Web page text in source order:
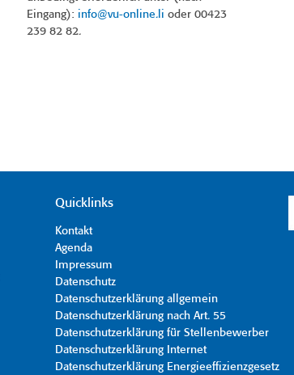
Eingang): info@vu-online.li oder 00423
239 82 82.
Quicklinks
Kontakt
Agenda
Impressum
Datenschutz
Datenschutzerklärung allgemein
Datenschutzerklärung nach Art. 55
Datenschutzerklärung für Stellenbewerber
Datenschutzerklärung Internet
Datenschutzerklärung Energieeffizienzgesetz